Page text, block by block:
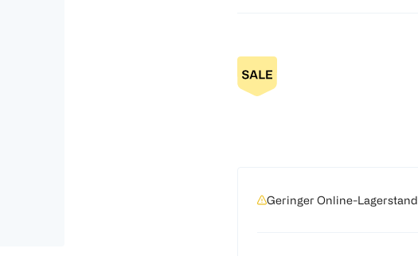
Geringer Online-Lagerstand